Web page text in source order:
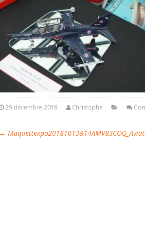
29 décembre 2018 Christophe
←